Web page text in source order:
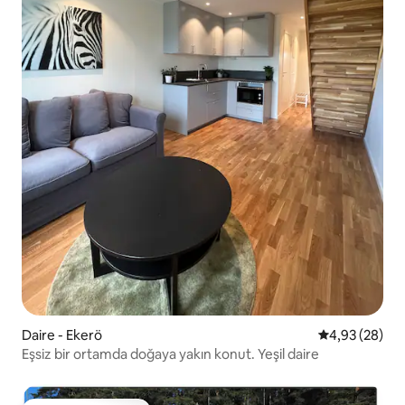
Daire - Ekerö 5 üzerinden
4,93 (28)
Eşsiz bir ortamda doğaya yakın konut. Yeşil daire